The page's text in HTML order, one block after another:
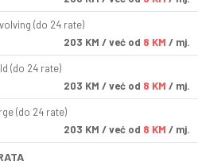
(do 24 rate)
203 KM / već od 8 KM / mj.
(do 24 rate)
203 KM / već od 8 KM / mj.
(do 24 rate)
203 KM / već od 8 KM / mj.